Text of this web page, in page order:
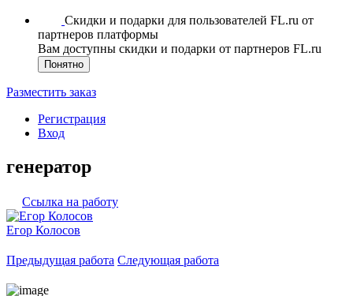
Скидки и подарки для пользователей FL.ru от
партнеров платформы
Вам доступны скидки и подарки от партнеров FL.ru
Понятно
Разместить заказ
Регистрация
Вход
генератор
Ссылка на работу
Егор Колосов
Предыдущая работа Следующая работа